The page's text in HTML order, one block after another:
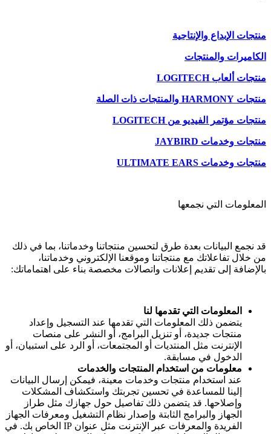
منتجات الإبداع والإنتاجية
الكاميرات والمنتجات
منتجات ألعاب LOGITECH
منتجات HARMONY والمنتجات ذات الصلة
منتجات مؤتمر الفيديو من LOGITECH
منتجات وخدمات JAYBIRD
منتجات وخدمات ULTIMATE EARS
المعلومات التي نجمعها
قد نجمع البيانات بعدة طرق لتحسين منتجاتنا وخدماتنا، بما في ذلك
من خلال تفاعلاتك مع منتجاتنا وموقعنا الإلكتروني وخدماتنا،
بالإضافة إلى تقديم إعلانات واتصالات مخصصة بناء على اهتماماتك:
المعلومات التي تقدمها لنا
يتضمن ذلك المعلومات التي تقدمها عند التسجيل وإعداد
منتجات جديدة، أو تنزيل البرامج، أو النشر على منصات
الإنترنت مثل المنتديات أو المجتمعات، أو الرد على استبيان، أو
الدخول في مسابقة.
معلومات من استخدام المنتجات والخدمات
عند استخدام منتجات وخدمات معينة، فيمكن إرسال البيانات
إلينا للمساعدة في تحسين تجربتك واستكشاف المشكلات
وإصلاحها. قد يتضمن ذلك تفاصيل حول جهازك مثل طراز
الجهاز والبرامج الثابتة وإصدار نظام التشغيل ومعرفات الجهاز
الفريدة والمعرفات عبر الإنترنت مثل عنوان IP الخاص بك. في